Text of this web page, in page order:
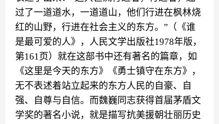
过了一道道水，一道道山，他们行进在枫林烧
红的山野，行进在社会主义的东方。”（ 《谁
是最可爱的人》
， 人民文学出版社1978年版，
第161页） 就在这部书中还有著名的篇章，如
《这里是今天的东方》《勇士镇守在东方》
，
无不表述着站立起来的东方人民的自豪、
自
强、 自尊与自信。 而魏巍 同志获得首届茅盾文
学奖的著名小说，就是描写抗美援朝壮丽历史